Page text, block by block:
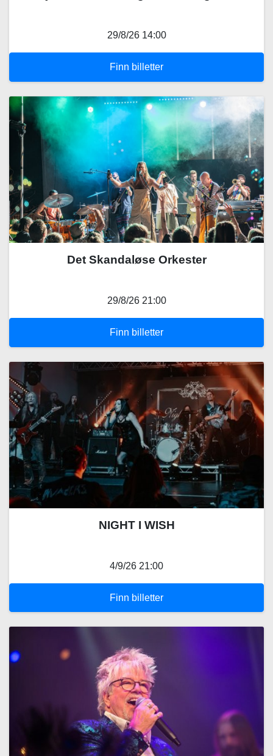
29/8/26 14:00
Finn billetter
Det Skandaløse Orkester
29/8/26 21:00
Finn billetter
NIGHT I WISH
4/9/26 21:00
Finn billetter